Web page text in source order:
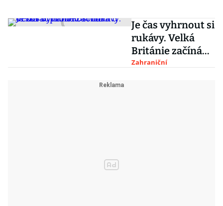
Je čas vyhrnout si
rukávy. Velká
Británie začíná
očkovat proti
Zahraniční